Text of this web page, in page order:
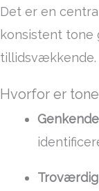
Det er en
konsistent tone
tillidsvækkende.
Hvorfor er